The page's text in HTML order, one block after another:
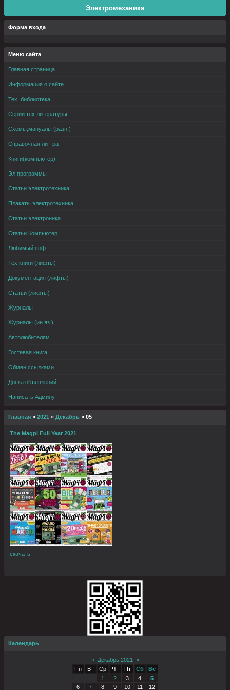
Электромеханика
Форма входа
Меню сайта
Главная страница
Информация о сайте
Тех. библиотека
Серии тех.литературы
Схемы,мануалы (разн.)
Справочная лит-ра
Книги(компьютер)
Эл.программы
Статьи электротехника
Плакаты электротехника
Статьи электроника
Статьи Компьютер
Любимый софт
Тех.книги (лифты)
Документация (лифты)
Статьи (лифты)
Журналы
Журналы (ин.яз.)
Автолюбителям
Гостевая книга
Обмен ссылками
Доска объявлений
Написать Админу
Главная » 2021 » Декабрь » 05
The Magpi Full Year 2021
скачать
Календарь
« Декабрь 2021
»
Пн
Вт Ср Чт Пт Сб
Вс
1
2 3 4
5
6
7 8 9 10 11 12